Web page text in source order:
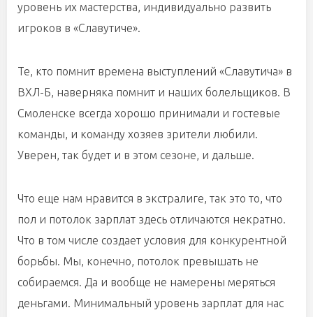
уровень их мастерства, индивидуально развить
игроков в «Славутиче».
Те, кто помнит времена выступлений «Славутича» в
ВХЛ-Б, наверняка помнит и наших болельщиков. В
Смоленске всегда хорошо принимали и гостевые
команды, и команду хозяев зрители любили.
Уверен, так будет и в этом сезоне, и дальше.
Что еще нам нравится в экстралиге, так это то, что
пол и потолок зарплат здесь отличаются некратно.
Что в том числе создает условия для конкурентной
борьбы. Мы, конечно, потолок превышать не
собираемся. Да и вообще не намерены меряться
деньгами. Минимальный уровень зарплат для нас